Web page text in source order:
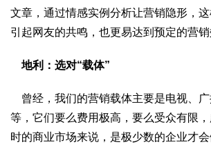
文章，通过情感实例分析让营销隐形，
引起网友的共鸣，也更易达到预定的营销
地利：选对“载体”
曾经，我们的营销载体主要是电视、
等，它们要么费用极高，要么受众有限
时的商业市场来说，是极少数的企业才会